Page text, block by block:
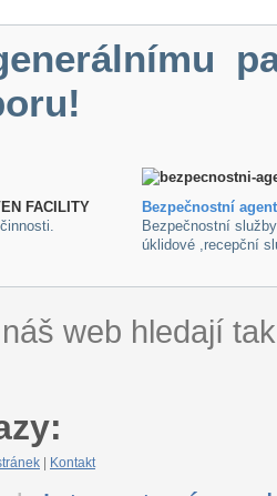
FACILITY
Bezpečnostní
Bezpečnostní
úklidové ,recepční
web hledají
Kontakt